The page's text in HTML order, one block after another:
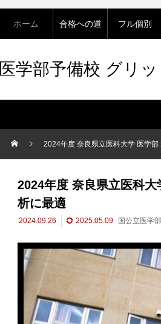
ホーム
合格への道 フル個別
医学部予備校 グリ
2024年度 奈良県立医科大学 医学
2024年度 奈良県立医科
析に最適
2024.09.26 2025.05.09 国公立医学部